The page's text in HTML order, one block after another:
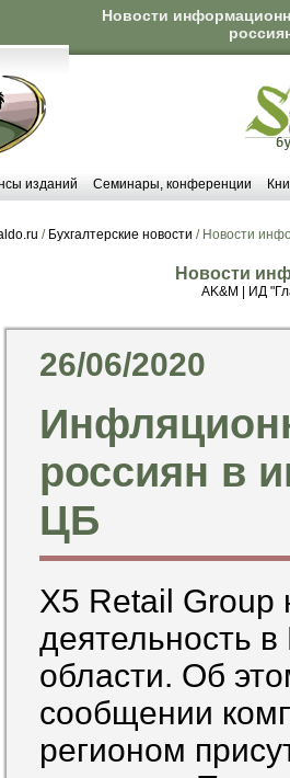
Новости
изданий Семинары, конференции
/ Бухгалтерские новости / Новости
Новости
AK&M ИД
26/06/2020
россиян в
ЦБ
X5 Retail Group
деятельность
области. Об
сообщении
регионом